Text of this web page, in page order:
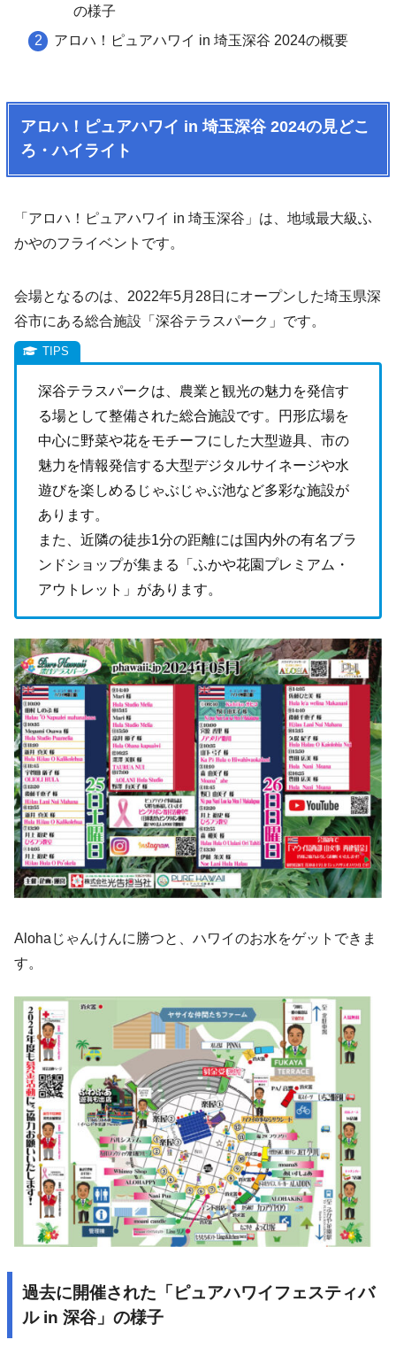
の様子
アロハ！ピュアハワイ in 埼玉深谷 2024の概要
アロハ！ピュアハワイ in 埼玉深谷 2024の見どこ
ろ・ハイライト
「アロハ！ピュアハワイ in 埼玉深谷」は、地域最大級ふ
かやのフライベントです。
会場となるのは、2022年5月28日にオープンした埼玉県深
谷市にある総合施設「深谷テラスパーク」です。
深谷テラスパークは、農業と観光の魅力を発信す
る場として整備された総合施設です。円形広場を
中心に野菜や花をモチーフにした大型遊具、市の
魅力を情報発信する大型デジタルサイネージや水
遊びを楽しめるじゃぶじゃぶ池など多彩な施設が
あります。
また、近隣の徒歩1分の距離には国内外の有名ブラ
ンドショップが集まる「ふかや花園プレミアム・
アウトレット」があります。
Alohaじゃんけんに勝つと、ハワイのお水をゲットできま
す。
過去に開催された「ピュアハワイフェスティバ
ル in 深谷」の様子